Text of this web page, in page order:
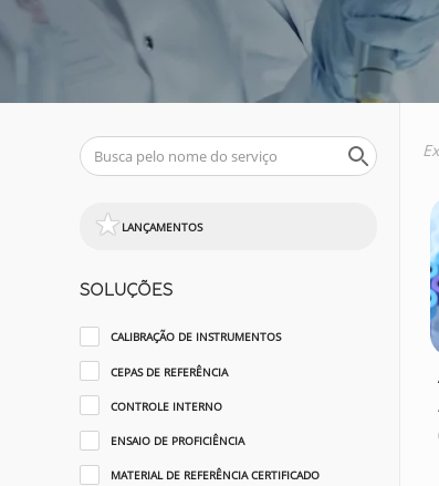
LANÇAMENTOS
SOLUÇÕES
CALIBRAÇÃO DE INSTRUMENTOS
CEPAS DE REFERÊNCIA
CONTROLE INTERNO
ENSAIO DE PROFICIÊNCIA
MATERIAL DE REFERÊNCIA CERTIFICADO